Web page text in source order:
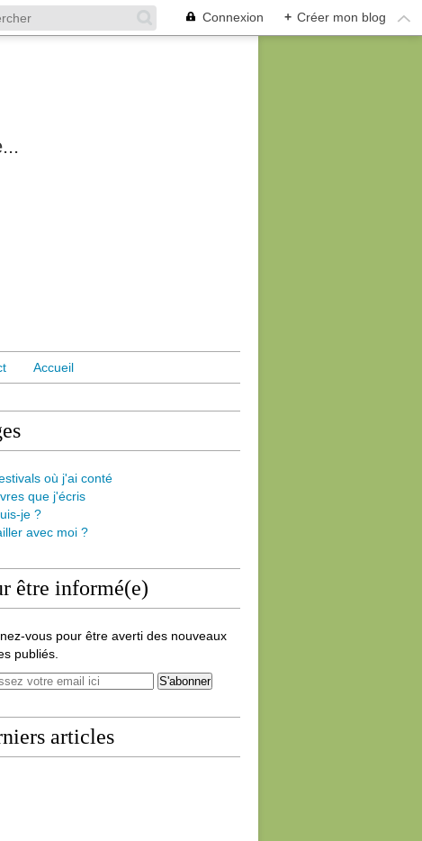
Connexion + Créer mon blog
Accueil
où j'ai conté
que j'écris
je ?
avec moi ?
être informé(e)
vous pour être averti des nouveaux
publiés.
articles